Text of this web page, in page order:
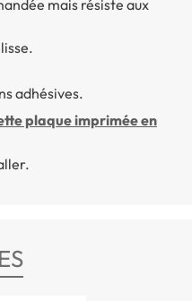
mais résiste aux
adhésives.
plaque imprimée en